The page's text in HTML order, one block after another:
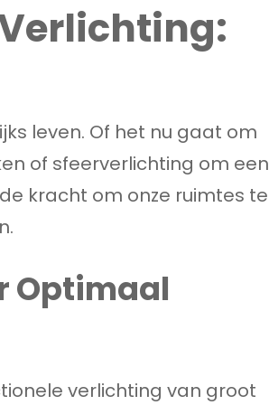
leven. Of het nu gaat om
of sfeerverlichting om een
kracht om onze ruimtes te
Optimaal
verlichting van groot